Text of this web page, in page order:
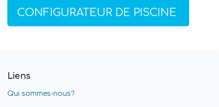
CONFIGURATEUR DE PISCINE
Liens
Qui sommes-nous?